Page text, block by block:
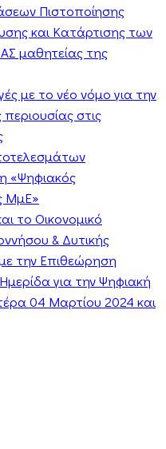
Πιστοποίησης
και Κατάρτισης των
μαθητείας της
με το νέο νόμο για την
στις
«Ψηφιακός
ΜμΕ»
το Οικονομικό
& Δυτικής
την Επιθεώρηση
για την Ψηφιακή
04 Μαρτίου 2024 και